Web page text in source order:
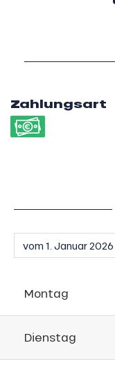
Zahlungsart
Montag
Dienstag